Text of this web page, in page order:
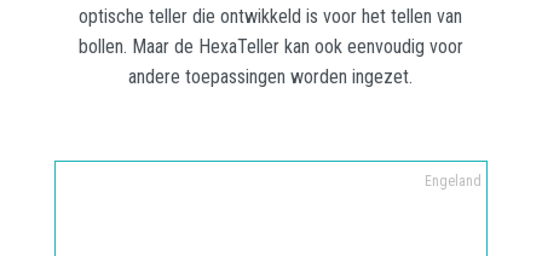
optische teller die ontwikkeld is voor het tellen van
bollen. Maar de HexaTeller kan ook eenvoudig voor
andere toepassingen worden ingezet.
Engeland